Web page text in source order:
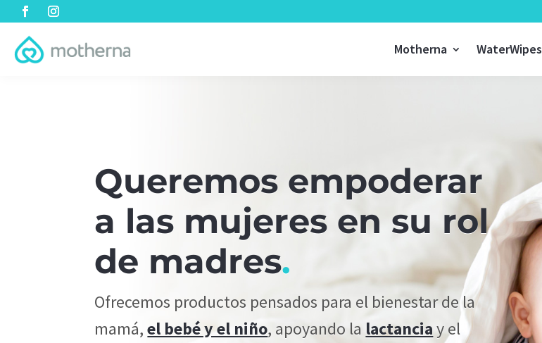
Motherna WaterWipes
Queremos empoderar
a las mujeres en su rol
de madres.
Ofrecemos productos pensados para el bienestar de la
mamá,el bebé y el niño, apoyando la lactanciay el